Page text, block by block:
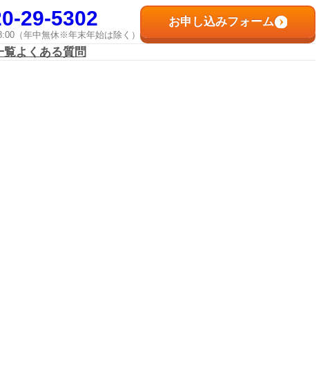
29-5302
（年中無休※年末年始は除く）
お申し込みフォーム
覧よくある質問